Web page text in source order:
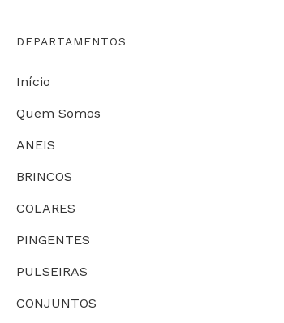
DEPARTAMENTOS
Início
Quem Somos
ANEIS
BRINCOS
COLARES
PINGENTES
PULSEIRAS
CONJUNTOS